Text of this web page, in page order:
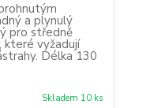
a plynulý
pro středně
které vyžadují
Délka 130
Skladem 10 ks